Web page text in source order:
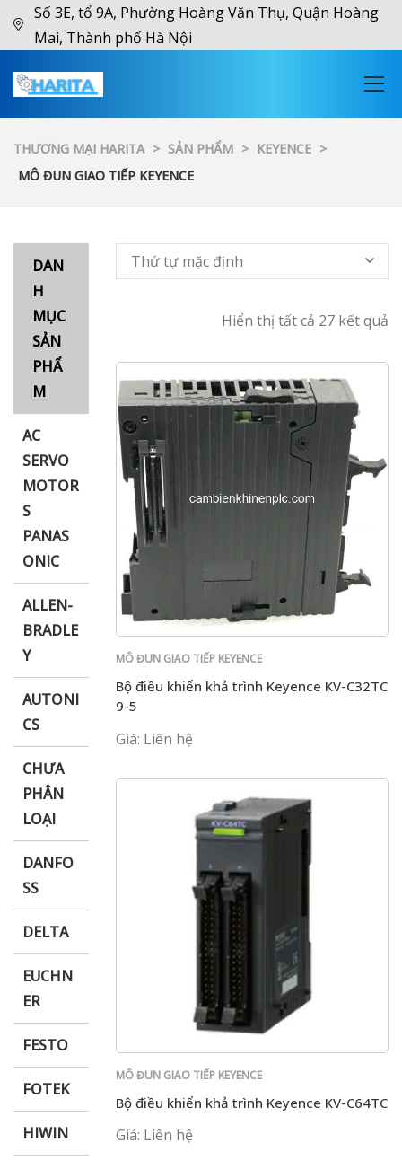
Số 3E, tổ 9A, Phường Hoàng Văn Thụ, Quận Hoàng
Mai, Thành phố Hà Nội
THƯƠNG MẠI HARITA > SẢN PHẨM > KEYENCE >
MÔ ĐUN GIAO TIẾP KEYENCE
DAN
H
MỤC
SẢN
PHẨ
M
AC
SERVO
MOTOR
S
PANAS
ONIC
ALLEN-
BRADLE
Y
AUTONI
CS
CHƯA
PHÂN
LOẠI
DANFO
SS
DELTA
EUCHN
ER
FESTO
FOTEK
HIWIN
Hiển thị tất cả 27 kết quả
Thứ tự mặc định
MÔ ĐUN GIAO TIẾP KEYENCE
Bộ điều khiển khả trình Keyence KV-C32TC
9-5
Giá: Liên hệ
MÔ ĐUN GIAO TIẾP KEYENCE
Bộ điều khiển khả trình Keyence KV-C64TC
Giá: Liên hệ
XNK